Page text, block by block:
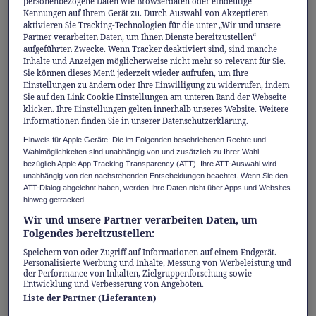
Social Media, Online-Archive und
Suchmaschinen haben den Zugang zu
kreativen Werken und deren Wertschätzung
grundlegend verändert. Als Jugendlicher bin
ich jeweils am Mittwochnachmittag mit dem
Zug aus dem Aargau nach Zürich gefahren,
um stundenlang Plattenläden nach Neuheiten
und Raritäten zu durchforsten.
Heute reicht ein Klick im Internet, um sofort
darauf zugreifen zu können. Das vereinfacht
den Zugang und sorgt dafür, dass ich heute
auch Werke hören oder lesen kann, die längst
vergriffen und im Original nur noch zu
exorbitanten Preisen erhältlich sind. Das
Erlebnis ist aber dadurch ein völlig anderes
Kennungen auf Ihrem Gerät zu. Durch Auswahl von Akzeptieren
aktivieren Sie Tracking-Technologien für die unter „Wir und unsere
Partner verarbeiten Daten, um Ihnen Dienste bereitzustellen“
aufgeführten Zwecke. Wenn Tracker deaktiviert sind, sind manche
Inhalte und Anzeigen möglicherweise nicht mehr so relevant für Sie.
Sie können dieses Menü jederzeit wieder aufrufen, um Ihre
Einstellungen zu ändern oder Ihre Einwilligung zu widerrufen, indem
Sie auf den Link Cookie Einstellungen am unteren Rand der Webseite
klicken. Ihre Einstellungen gelten innerhalb unseres Website. Weitere
Informationen finden Sie in unserer Datenschutzerklärung.
Hinweis für Apple Geräte: Die im Folgenden beschriebenen Rechte und
Wahlmöglichkeiten sind unabhängig von und zusätzlich zu Ihrer Wahl
bezüglich Apple App Tracking Transparency (ATT). Ihre ATT-Auswahl wird
unabhängig von den nachstehenden Entscheidungen beachtet. Wenn Sie den
ATT-Dialog abgelehnt haben, werden Ihre Daten nicht über Apps und Websites
hinweg getracked.
Wir und unsere Partner verarbeiten Daten, um
Folgendes bereitzustellen:
Speichern von oder Zugriff auf Informationen auf einem Endgerät.
Personalisierte Werbung und Inhalte, Messung von Werbeleistung und
der Performance von Inhalten, Zielgruppenforschung sowie
Entwicklung und Verbesserung von Angeboten.
Liste der Partner (Lieferanten)